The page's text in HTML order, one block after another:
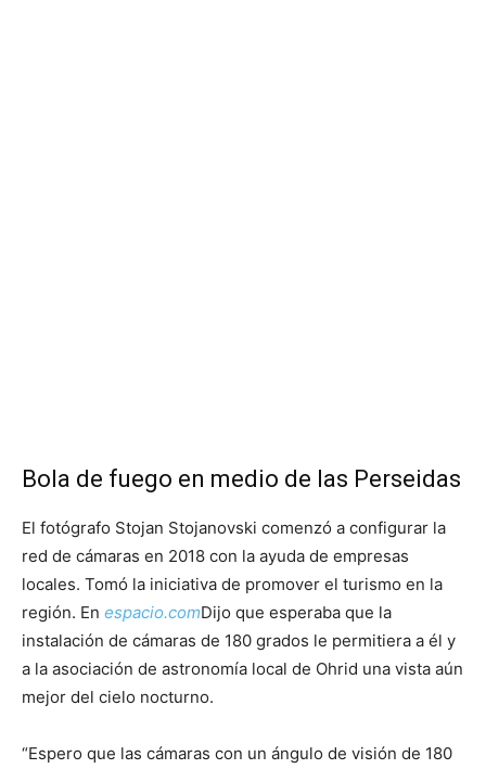
Bola de fuego en medio de las Perseidas
El fotógrafo Stojan Stojanovski comenzó a configurar la
red de cámaras en 2018 con la ayuda de empresas
locales. Tomó la iniciativa de promover el turismo en la
región. En espacio.comDijo que esperaba que la
instalación de cámaras de 180 grados le permitiera a él y
a la asociación de astronomía local de Ohrid una vista aún
mejor del cielo nocturno.
“Espero que las cámaras con un ángulo de visión de 180